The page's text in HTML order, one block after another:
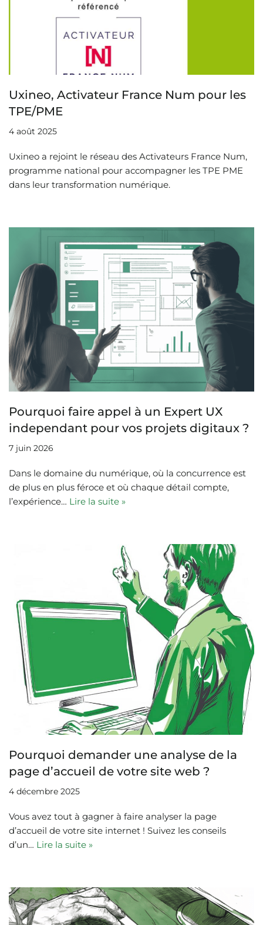
Uxineo, Activateur France Num pour les
TPE/PME
4 août 2025
Uxineo a rejoint le réseau des Activateurs France Num,
programme national pour accompagner les TPE PME
dans leur transformation numérique.
Pourquoi faire appel à un Expert UX
independant pour vos projets digitaux ?
7 juin 2026
Dans le domaine du numérique, où la concurrence est
de plus en plus féroce et où chaque détail compte,
l’expérience… Lire la suite »
Pourquoi demander une analyse de la
page d’accueil de votre site web ?
4 décembre 2025
Vous avez tout à gagner à faire analyser la page
d’accueil de votre site internet ! Suivez les conseils
d’un… Lire la suite »